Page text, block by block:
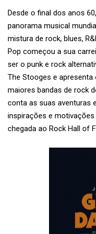
Desde o final dos anos
panorama musical
mistura de rock, blues,
Pop começou a sua
ser o punk e rock
The Stooges e
maiores bandas de rock
conta as suas aventuras
inspirações e
chegada ao Rock Hall of